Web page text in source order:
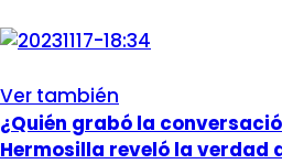
Ver también
¿Quién grabó la
Hermosilla reveló la verdad